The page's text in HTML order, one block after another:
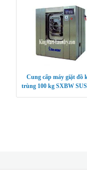
Cung cấp máy giặt đồ
trùng 100 kg SXBW